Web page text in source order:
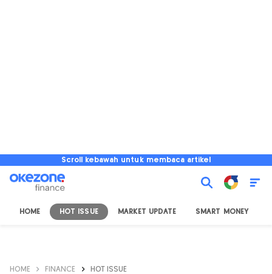
Scroll kebawah untuk membaca artikel
HOME HOT ISSUE MARKET UPDATE SMART MONEY
HOME FINANCE HOT ISSUE